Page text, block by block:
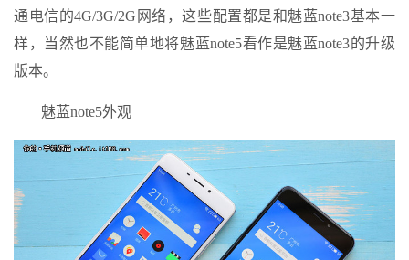
通电信的4G/3G/2G网络，这些配置都是和魅蓝note3基本一
样，当然也不能简单地将魅蓝note5看作是魅蓝note3的升级
版本。
魅蓝note5外观